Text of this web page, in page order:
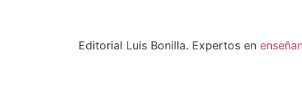
Editorial Luis Bonilla. Expertos en